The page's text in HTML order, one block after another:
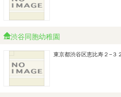
渋谷同胞幼稚園
東京都渋谷区恵比寿２−３